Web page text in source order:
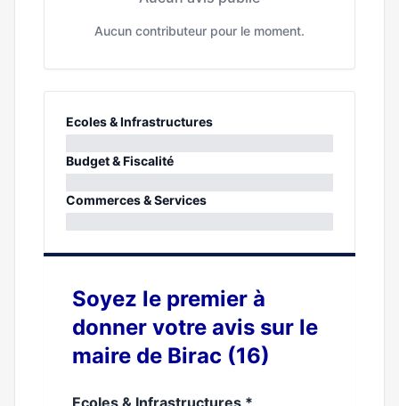
Aucun contributeur pour le moment.
Ecoles & Infrastructures
0%
Budget & Fiscalité
0%
Commerces & Services
Soyez le premier à
donner votre avis sur le
maire de Birac (16)
Ecoles & Infrastructures *